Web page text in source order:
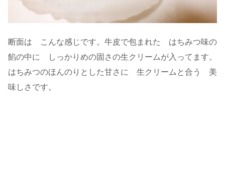
断面は こんな感じです。牛皮で包まれた はちみつ味の
餡の中に しっかりめの固さの生クリームが入ってます。
はちみつのほんのりとした甘さに 生クリームと合う 美
味しさです。